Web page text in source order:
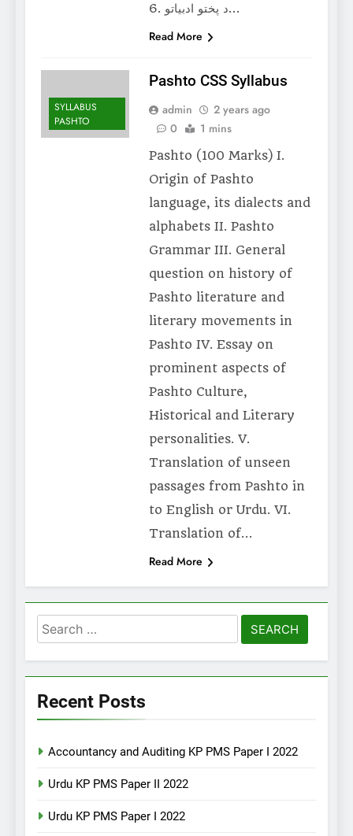
6. د پختو ادبیاتو…
Read More
SYLLABUS
PASHTO
Pashto CSS Syllabus
admin
2 years ago
0
1 mins
Pashto (100 Marks) I.
Origin of Pashto
language, its dialects and
alphabets II. Pashto
Grammar III. General
question on history of
Pashto literature and
literary movements in
Pashto IV. Essay on
prominent aspects of
Pashto Culture,
Historical and Literary
personalities. V.
Translation of unseen
passages from Pashto in
to English or Urdu. VI.
Translation of…
Read More
Search
for:
Recent Posts
Accountancy and Auditing KP PMS Paper I 2022
Urdu KP PMS Paper II 2022
Urdu KP PMS Paper I 2022